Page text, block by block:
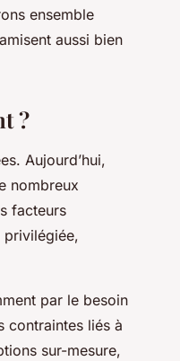
ensemble
aussi bien
?
Aujourd’hui,
nombreux
facteurs
privilégiée,
par le besoin
contraintes liés à
sur-mesure,